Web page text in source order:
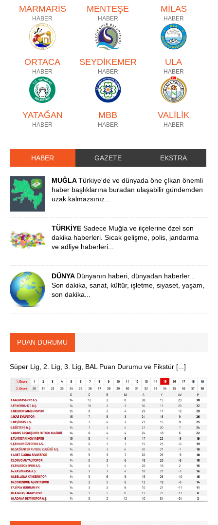
MARMARİS
HABER
MENTEŞE
HABER
MİLAS
HABER
ORTACA
HABER
SEYDİKEMER
HABER
ULA
HABER
YATAĞAN
HABER
MBB
HABER
VALİLİK
HABER
HABER GAZETE EKSTRA
MUĞLATürkiye'de ve dünyada öne çIkan önemli
haber başlıklarına buradan ulaşabilir gündemden
uzak kalmazsınız...
TÜRKİYESadece Muğla ve ilçelerine özel son
dakika haberleri. Sıcak gelişme, polis, jandarma
ve adliye haberleri...
DÜNYA Dünyanın haberi, dünyadan haberler...
Son dakika, sanat, kültür, işletme, siyaset, yaşam,
son dakika...
PUAN DURUMU
Süper Lig, 2. Lig, 3. Lig, BAL Puan Durumu ve Fikstür [...]